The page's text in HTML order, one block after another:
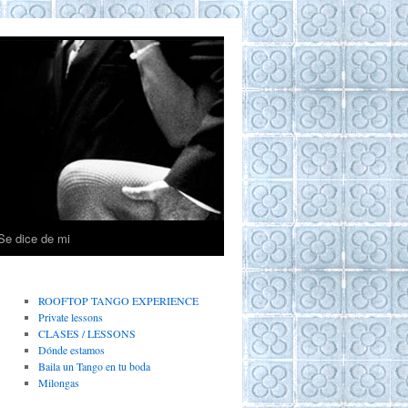
dice de mi
ROOFTOP TANGO EXPERIENCE
Private lessons
CLASES / LESSONS
Dónde estamos
Baila un Tango en tu boda
Milongas